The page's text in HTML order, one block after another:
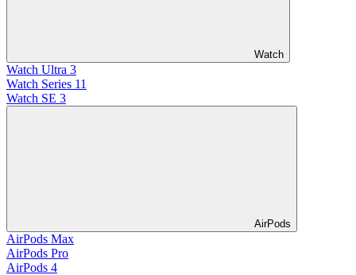
Watch
Watch Ultra 3
Watch Series 11
Watch SE 3
AirPods
AirPods Max
AirPods Pro
AirPods 4